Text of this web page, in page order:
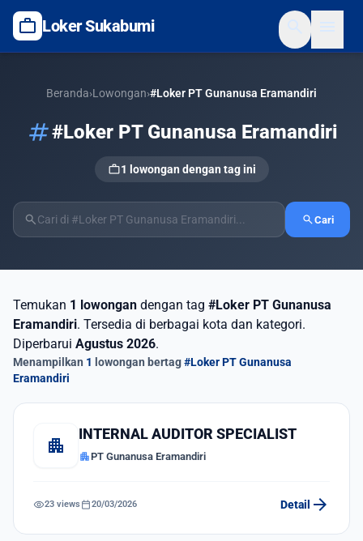
work Loker Sukabumi
Beranda›Lowongan›#Loker PT Gunanusa Eramandiri
tag#Loker PT Gunanusa Eramandiri
work1 lowongan dengan tag ini
search searchCari
Temukan 1 lowongan dengan tag #Loker PT Gunanusa
Eramandiri. Tersedia di berbagai kota dan kategori.
Diperbarui Agustus 2026.
Menampilkan 1 lowongan bertag#Loker PT Gunanusa
Eramandiri
apartment
INTERNAL AUDITOR SPECIALIST
apartmentPT Gunanusa Eramandiri
visibility23 views calendar_today20/03/2026 Detail arrow_forward